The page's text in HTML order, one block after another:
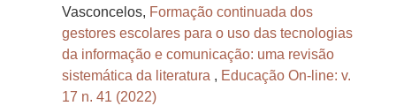
Vasconcelos, Formação continuada dos
gestores escolares para o uso das tecnologias
da informação e comunicação: uma revisão
sistemática da literatura , Educação On-line: v.
17 n. 41 (2022)